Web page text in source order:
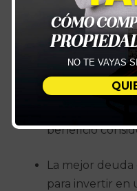
Puntos
cuenta
No te endeudes
beneficio
La mejor
para invertir en
NO TE VAYAS